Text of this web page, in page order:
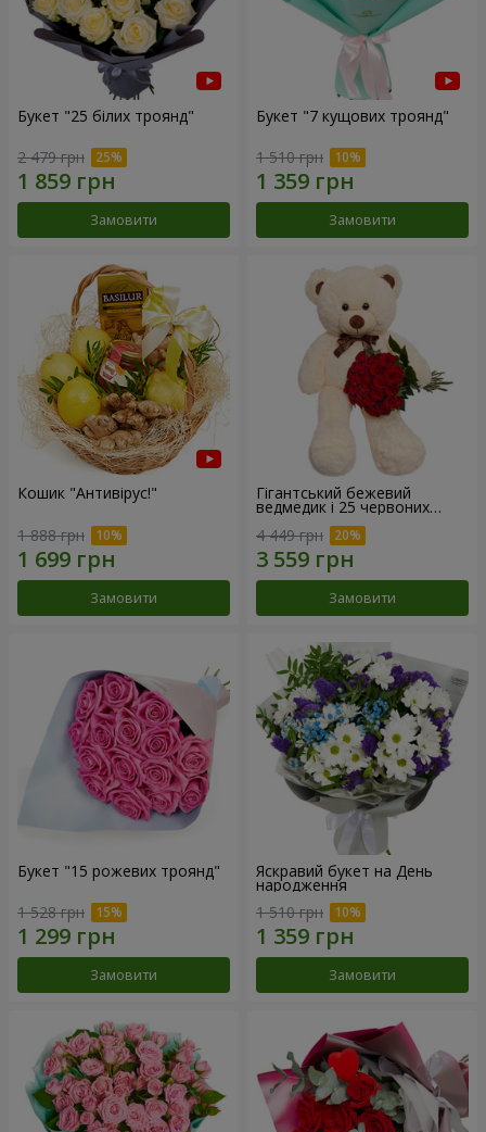
Букет "25 білих троянд"
2 479 грн
Замовити
Букет "7 кущових троянд"
1 510 грн
Замовити
Кошик "Антивірус!"
1 888 грн
Замовити
Гігантський бежевий
ведмедик і 25 червоних
троянд
4 449 грн
Замовити
Букет "15 рожевих троянд"
1 528 грн
Замовити
Яскравий букет на День
народження
1 510 грн
Замовити